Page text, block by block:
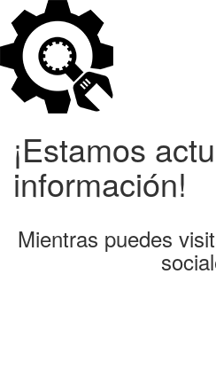
¡Estamos
información!
Mientras puedes